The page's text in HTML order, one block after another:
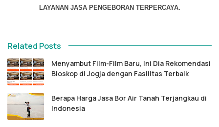
LAYANAN JASA PENGEBORAN TERPERCAYA.
Related Posts
Menyambut Film-Film Baru, Ini Dia Rekomendasi
Bioskop di Jogja dengan Fasilitas Terbaik
Berapa Harga Jasa Bor Air Tanah Terjangkau di
Indonesia